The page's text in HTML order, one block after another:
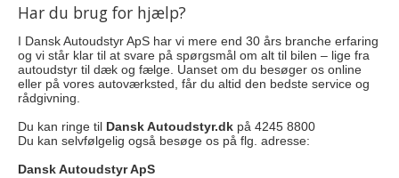
Har du brug for hjælp?
I Dansk Autoudstyr ApS har vi mere end 30 års branche erfaring
og vi står klar til at svare på spørgsmål om alt til bilen – lige fra
autoudstyr til dæk og fælge. Uanset om du besøger os online
eller på vores autoværksted, får du altid den bedste service og
rådgivning.
Du kan ringe til Dansk Autoudstyr.dk på 4245 8800
Du kan selvfølgelig også besøge os på flg. adresse:
Dansk Autoudstyr ApS